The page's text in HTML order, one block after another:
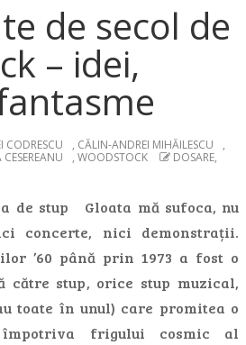
de secol de
– idei,
CODRESCU , CĂLIN-ANDREI MIHĂILESCU
,
, WOODSTOCK
DOSARE,
de stup Gloata mă sufoca, nu
concerte, nici demonstrații.
’60 până prin 1973 a fost o
către stup, orice stup muzical,
toate în unul) care promitea o
împotriva frigului cosmic al